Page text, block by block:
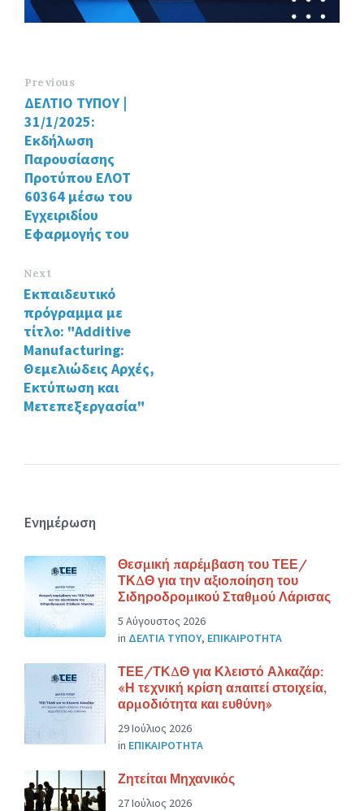
Previous
ΔΕΛΤΙΟ ΤΥΠΟΥ |
31/1/2025:
Εκδήλωση
Παρουσίασης
Προτύπου ΕΛΟΤ
60364 μέσω του
Εγχειριδίου
Εφαρμογής του
Next
Εκπαιδευτικό
πρόγραμμα με
τίτλο: "Additive
Manufacturing:
Θεμελιώδεις Αρχές,
Εκτύπωση και
Μετεπεξεργασία"
Ενημέρωση
Θεσμική παρέμβαση του ΤΕΕ/
ΤΚΔΘ για την αξιοποίηση του
Σιδηροδρομικού Σταθμού Λάρισας
5 Αύγουστος 2026
in ΔΕΛΤΙΑ ΤΥΠΟΥ, ΕΠΙΚΑΙΡΟΤΗΤΑ
ΤΕΕ/ΤΚΔΘ για Κλειστό Αλκαζάρ:
«Η τεχνική κρίση απαιτεί στοιχεία,
αρμοδιότητα και ευθύνη»
29 Ιούλιος 2026
in ΕΠΙΚΑΙΡΟΤΗΤΑ
Ζητείται Μηχανικός
27 Ιούλιος 2026